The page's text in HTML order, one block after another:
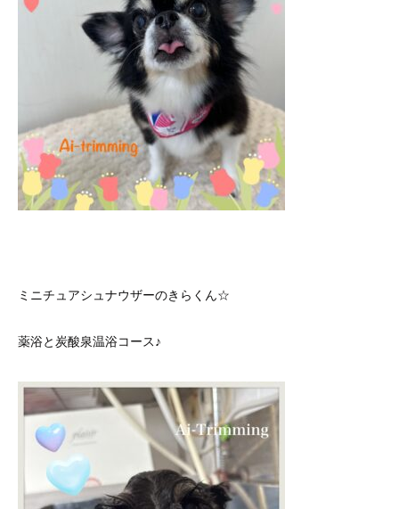
ミニチュアシュナウザーのきらくん☆
薬浴と炭酸泉温浴コース♪